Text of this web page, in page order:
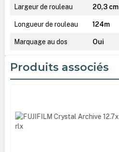
Largeur de rouleau 20,3 cm
Longueur de rouleau 124m
Marquage au dos Oui
Produits associés